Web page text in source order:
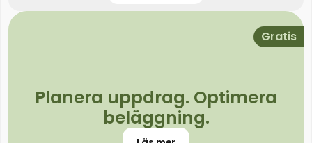
Gratis
Planera uppdrag. Optimera
beläggning.